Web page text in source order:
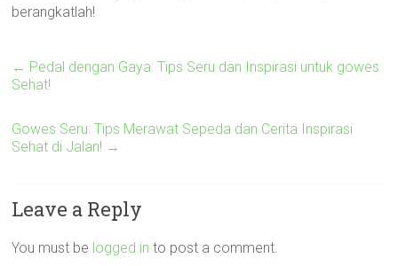
berangkatlah!
← Pedal dengan Gaya: Tips Seru dan Inspirasi untuk gowes
Sehat!
Gowes Seru: Tips Merawat Sepeda dan Cerita Inspirasi
Sehat di Jalan! →
Leave a Reply
You must be logged in to post a comment.